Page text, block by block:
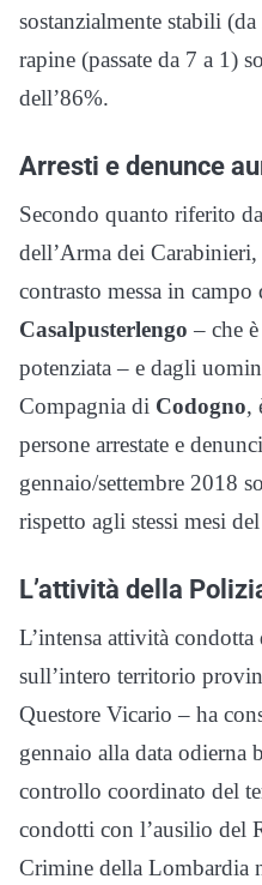
sostanzialmente stabili
rapine (passate da 7 a 1)
dell’86%.
Arresti e denunce
Secondo quanto riferito
dell’Arma dei
contrasto messa in
Casalpusterlengo – che è
potenziata – e dagli
Compagnia di Codogno,
persone arrestate e
gennaio/settembre 2018
rispetto agli stessi mesi
L’attività della
L’intensa attività
sull’intero territorio
Questore Vicario – ha
gennaio alla data odierna
controllo coordinato del
condotti con l’ausilio del
Crimine della Lombardia